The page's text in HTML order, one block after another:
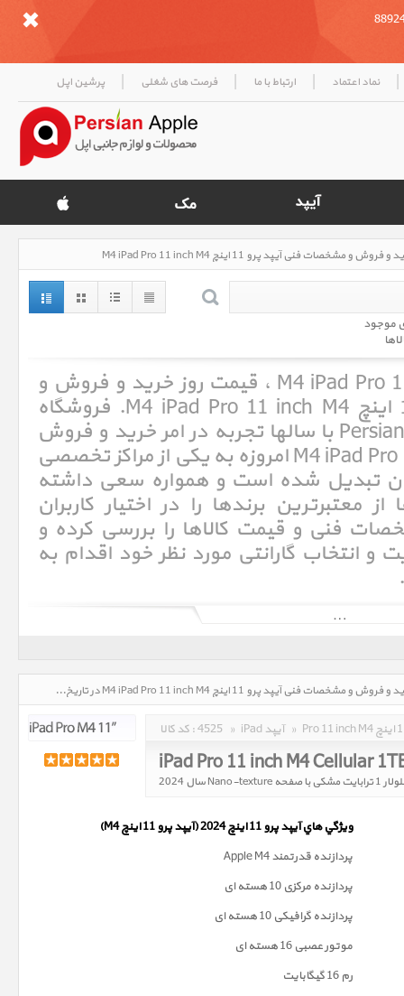
| نماد اعتماد | ارتباط با ما | فرصت های شغلی | پرشین اپل
موجود
آیپد پرو 11 اینچ M4 iPad Pro 11 inch M4 ، قیمت روز خرید و فروش و
مشخصات فنی آیپد پرو 11 اینچ M4 iPad Pro 11 inch M4. فروشگاه
اینترنتی پرشین اپل Persian Apple با سالها تجربه در امر خرید و فروش
آیپد پرو 11 اینچ M4 iPad Pro 11 inch M4 امروزه به یکی از مراکز تخصصی
تبدیل شده است و همواره سعی داشته
معتبرترین برندها را در اختیار کاربران
فنی و قیمت کالاها را بررسی کرده و
انتخاب گارانتی مورد نظر خود اقدام به
آیپد پرو 11 اینچ M4 iPad Pro 11 inch M4، قیمت روز خرید و فروش و مشخصات فنی آیپد پرو 11 اینچ M4 iPad Pro 11 inch M4 در تاریخ : 1405/05/18 - ساعت : 01:39
کد کالا : 4525 » iPad آیپد »
ويژگي هاي آيپد پرو 11 اینچ 2024 (آیپد پرو 11 اینچ M4)
پردازنده قدرتمند Apple M4
پردازنده مرکزی 10 هسته ای
پردازنده گرافیکی 10 هسته ای
موتور عصبی 16 هسته ای
رم 16 گیگابایت